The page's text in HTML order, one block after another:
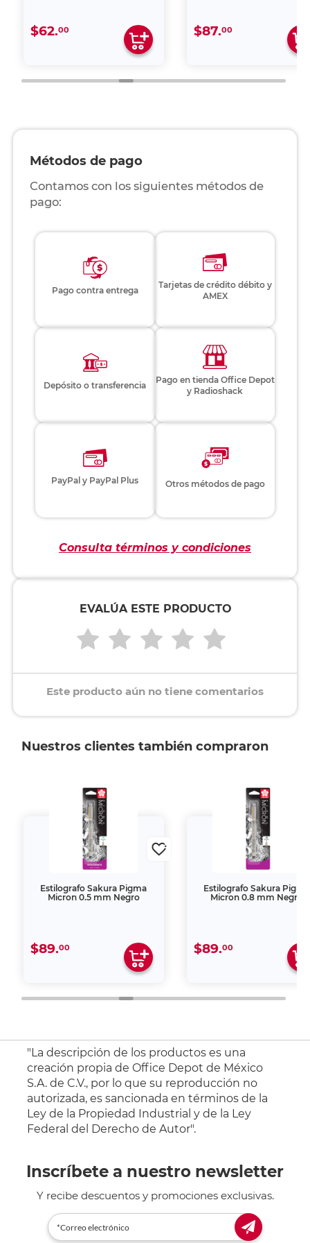
$62.00 $87.00
Métodos de pago
Contamos con los siguientes métodos de
pago:
Pago contra entrega
Tarjetas de crédito débito y
AMEX
Depósito o transferencia
Pago en tienda Office Depot
y Radioshack
PayPal y PayPal Plus Otros métodos de pago
Consulta términos y condiciones
EVALÚA ESTE PRODUCTO
Este producto aún no tiene comentarios
Nuestros clientes también compraron
Estilografo Sakura Pigma
Micron 0.5 mm Negro
$89.00
Estilografo Sakura Pigma
Micron 0.8 mm Negro
$89.00
"La descripción de los productos es una
creación propia de Office Depot de México
S.A. de C.V., por lo que su reproducción no
autorizada, es sancionada en términos de la
Ley de la Propiedad Industrial y de la Ley
Federal del Derecho de Autor".
Inscríbete a nuestro newsletter
Y recibe descuentos y promociones exclusivas.